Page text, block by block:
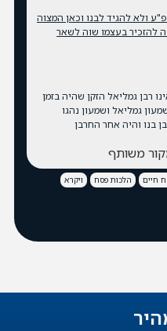
ולא להגיד לבנו וכאן המצוה
להזכיר בעצמו שוה לשאר
רבן גמליאל הזקן שהיה בזמן
גמליאל ושמעון נהגו
בנו והיה אחר החרבן
משותף
חיים הלכות פסח ויקרא